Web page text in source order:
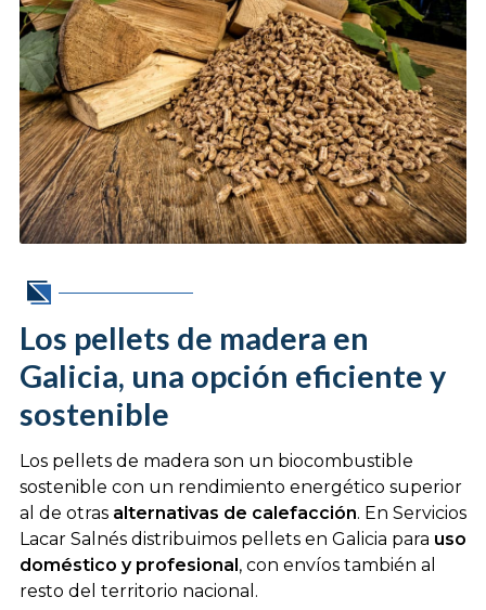
Los pellets de madera en
Galicia, una opción eficiente y
sostenible
Los pellets de madera son un biocombustible
sostenible con un rendimiento energético superior
al de otras alternativas de calefacción. En Servicios
Lacar Salnés distribuimos pellets en Galicia para uso
doméstico y profesional , con envíos también al
resto del territorio nacional.